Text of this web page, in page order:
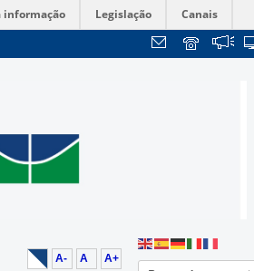
informação Legislação Canais
A- A A+